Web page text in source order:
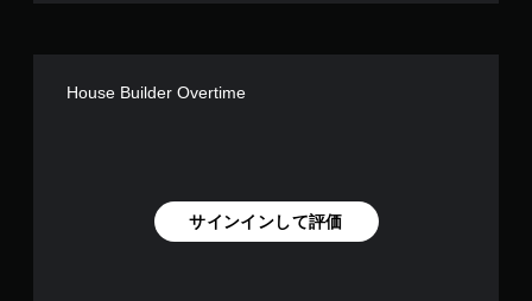
House Builder Overtime
サインインして評価